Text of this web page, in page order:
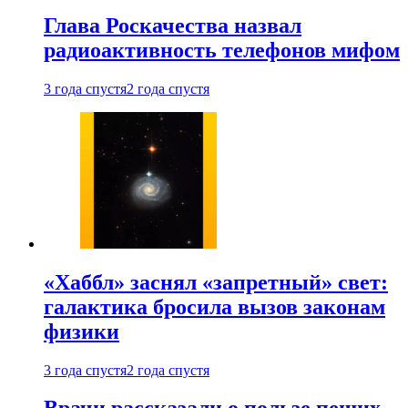
Глава Роскачества назвал
радиоактивность телефонов мифом
3 года спустя2 года спустя
«Хаббл» заснял «запретный» свет:
галактика бросила вызов законам
физики
3 года спустя2 года спустя